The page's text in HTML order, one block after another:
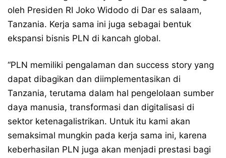
oleh Presiden RI Joko Widodo di Dar es salaam,
Tanzania. Kerja sama ini juga sebagai bentuk
ekspansi bisnis PLN di kancah global.
“PLN memiliki pengalaman dan success story yang
dapat dibagikan dan diimplementasikan di
Tanzania, terutama dalam hal pengelolaan sumber
daya manusia, transformasi dan digitalisasi di
sektor ketenagalistrikan. Untuk itu kami akan
semaksimal mungkin pada kerja sama ini, karena
keberhasilan PLN juga akan menjadi prestasi bagi